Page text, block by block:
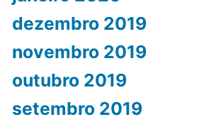
dezembro 2019
novembro 2019
outubro 2019
setembro 2019